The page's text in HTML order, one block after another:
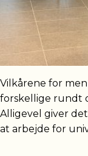
Vilkårene for
forskellige rundt
Alligevel giver
at arbejde for